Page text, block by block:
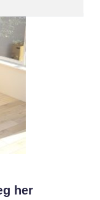
her